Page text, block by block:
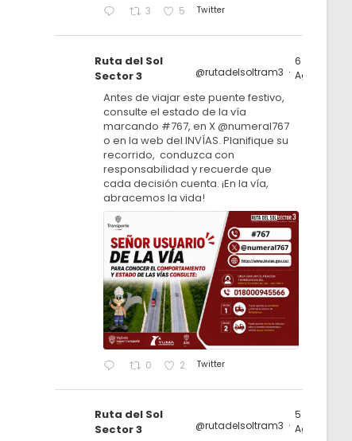
3 5 Twitter
Ruta del Sol
Sector 3
@rutadelsoltram3 ·
6
Ago
Antes de viajar este puente festivo,
consulte el estado de la vía
marcando #767, en X @numeral767
o en la web del INVÍAS. Planifique su
recorrido, conduzca con
responsabilidad y recuerde que
cada decisión cuenta. ¡En la vía,
abracemos la vida!
0 2 Twitter
Ruta del Sol
Sector 3
@rutadelsoltram3 ·
5
Ago